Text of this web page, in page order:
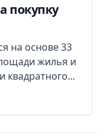
покупку
на основе 33
жилья и
квадратного...